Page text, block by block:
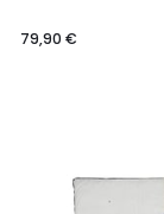
79,90 €